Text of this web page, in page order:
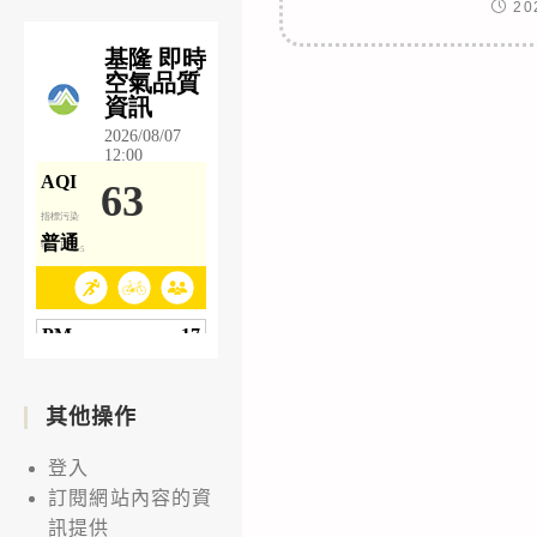
其他操作
登入
訂閱網站內容的資
訊提供